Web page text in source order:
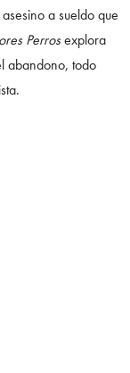
a sueldo que
Perrosexplora
abandono, todo